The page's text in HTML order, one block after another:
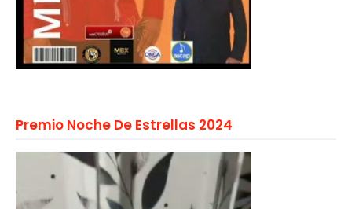
Premio Noche De Estrellas 2024